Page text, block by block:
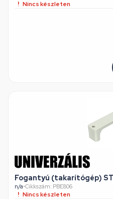
Nincs készleten
Fogantyú (takarítógép)
n/a•Cikkszám: PBE806
Nincs készleten